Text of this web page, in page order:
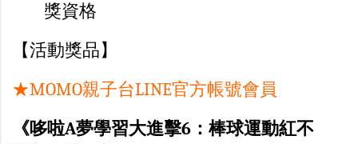
獎資格
【活動獎品】
★MOMO親子台LINE官方帳號會員
《哆啦A夢學習大進擊6：棒球運動紅不